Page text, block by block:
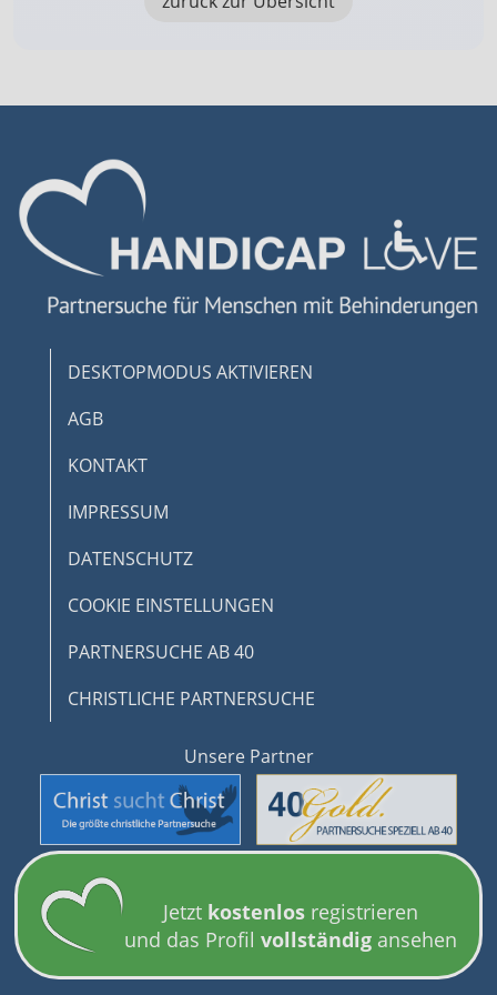
DESKTOPMODUS AKTIVIEREN
AGB
KONTAKT
IMPRESSUM
DATENSCHUTZ
COOKIE EINSTELLUNGEN
PARTNERSUCHE AB 40
CHRISTLICHE PARTNERSUCHE
Unsere Partner
© 2026 www.handicap-love.de
Jetzt kostenlos registrieren
und das Profil vollständig ansehen